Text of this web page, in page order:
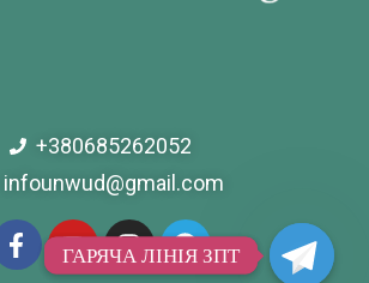
+380685262052
infounwud@gmail.com
ГАРЯЧА ЛІНІЯ ЗПТ
ГАРЯЧА ЛІНІЯ ЗПТ